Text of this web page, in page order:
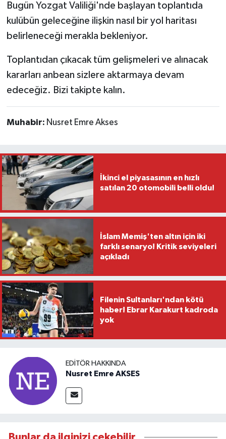
Bugün Yozgat Valiliği'nde başlayan toplantıda
kulübün geleceğine ilişkin nasıl bir yol haritası
belirleneceği merakla bekleniyor.
Toplantıdan çıkacak tüm gelişmeleri ve alınacak
kararları anbean sizlere aktarmaya devam
edeceğiz. Bizi takipte kalın.
Muhabir: Nusret Emre Akses
İkinci el piyasasının en hızlı
satılan 20 otomobili belli oldu!
İslam Memiş'ten altın için iki
farklı senaryo! Kritik seviyeleri
açıkladı
Filenin Sultanları'ndan kötü
haber! Ebrar Karakurt kadroda
yok
EDITÖR HAKKINDA
Nusret Emre AKSES